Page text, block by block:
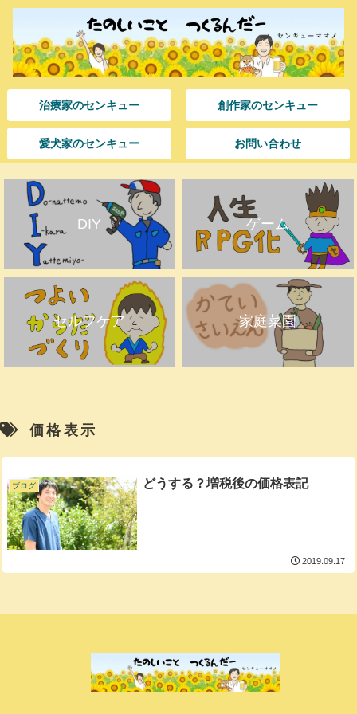
治療家のセンキュー 創作家のセンキュー
愛犬家のセンキュー お問い合わせ
DIY ゲーム
セルフケア 家庭菜園
価格表示
ブログ どうする？増税後の価格表記
2019.09.17